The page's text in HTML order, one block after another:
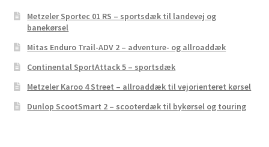
Metzeler Sportec 01 RS – sportsdæk til landevej og
banekørsel
Mitas Enduro Trail-ADV 2 – adventure- og allroaddæk
Continental SportAttack 5 – sportsdæk
Metzeler Karoo 4 Street – allroaddæk til vejorienteret kørsel
Dunlop ScootSmart 2 – scooterdæk til bykørsel og touring